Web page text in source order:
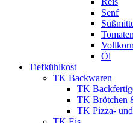
Senf
Öl
Tiefkühlkost
TK Backwaren
TK
TK Brötchen
TK Pizza-